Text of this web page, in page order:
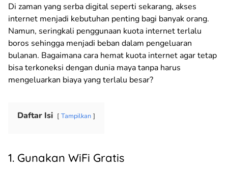
Di zaman yang serba digital seperti sekarang, akses
internet menjadi kebutuhan penting bagi banyak orang.
Namun, seringkali penggunaan kuota internet terlalu
boros sehingga menjadi beban dalam pengeluaran
bulanan. Bagaimana cara hemat kuota internet agar tetap
bisa terkoneksi dengan dunia maya tanpa harus
mengeluarkan biaya yang terlalu besar?
Daftar Isi Tampilkan
1. Gunakan WiFi Gratis